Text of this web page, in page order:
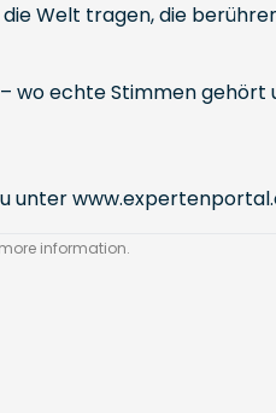
Welt tragen, die
wo echte Stimmen gehört
unter
information.